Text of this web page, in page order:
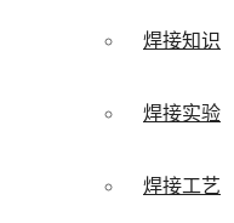
焊接知识
焊接实验
焊接工艺